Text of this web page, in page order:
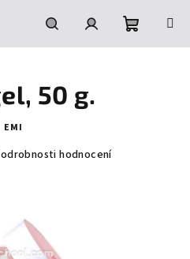
HledatPřihlášeníNákupní
50 g.
EMI
hodnocení